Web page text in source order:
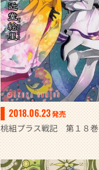
2018.06.23発売
桃組プラス戦記 第１８巻